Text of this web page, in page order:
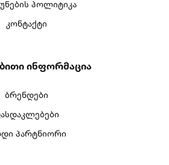
პოლიტიკა
კონტაქტი
Ინფორმაცია
ბრენდები
პარტნიორი